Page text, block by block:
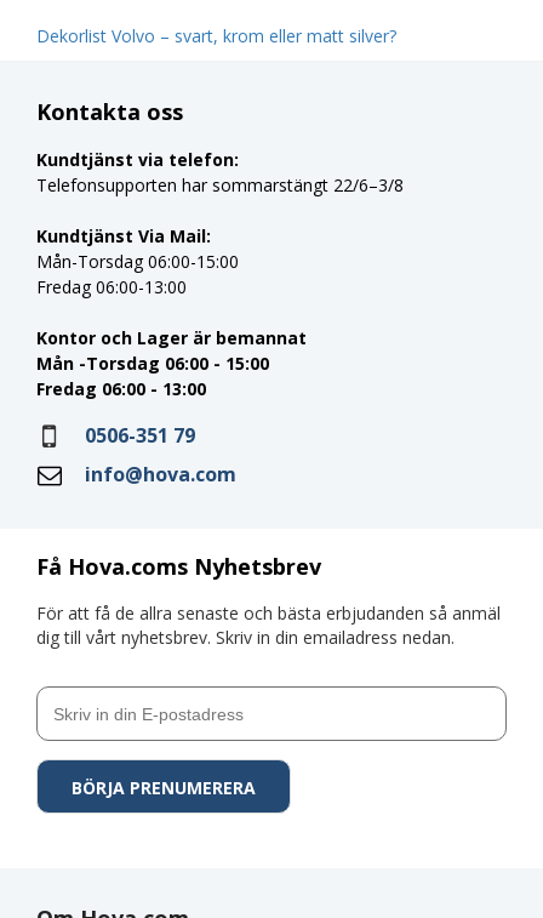
Dekorlist Volvo – svart, krom eller matt silver?
Få Hova.coms Nyhetsbrev
För att få de allra senaste och bästa erbjudanden så anmäl
dig till vårt nyhetsbrev. Skriv in din emailadress nedan.
Kontakta oss
Kundtjänst via telefon:
Telefonsupporten har sommarstängt 22/6–3/8
Kundtjänst Via Mail:
Mån-Torsdag 06:00-15:00
Fredag 06:00-13:00
Kontor och Lager är bemannat
Mån -Torsdag 06:00 - 15:00
Fredag 06:00 - 13:00
0506-351 79
info@hova.com